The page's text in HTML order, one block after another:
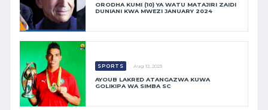
ORODHA KUMI (10) YA WATU MATAJIRI ZAIDI
DUNIANI KWA MWEZI JANUARY 2024
SPORTS Aug 12, 2023
AYOUB LAKRED ATANGAZWA KUWA
GOLIKIPA WA SIMBA SC